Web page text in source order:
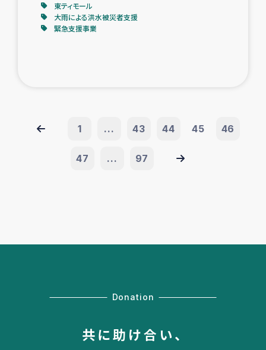
東ティモール
大雨による洪水被災者支援
緊急支援事業
1 ... 43 44 45 46
47 ... 97
Donation
共に助け合い、